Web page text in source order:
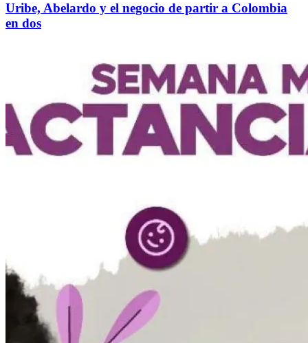
Uribe, Abelardo y el negocio de partir a Colombia
en dos